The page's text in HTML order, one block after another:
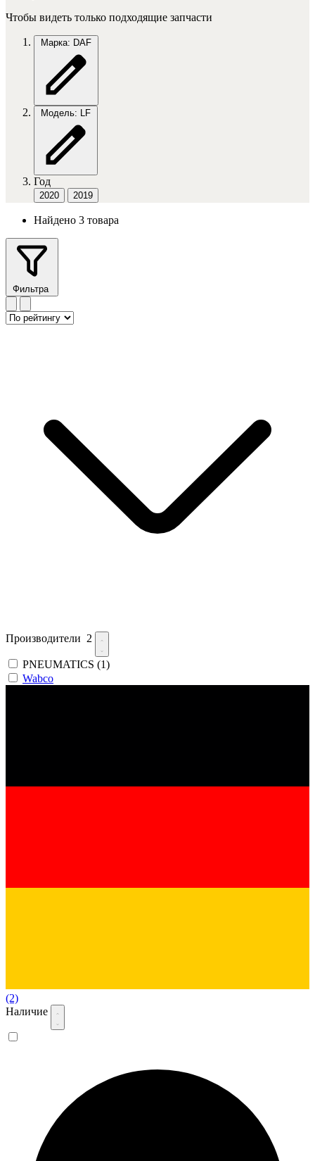
Чтобы видеть только подходящие запчасти
Марка: DAF
Модель: LF
Год
2020 2019
Найдено 3 товара
Фильтра
Производители 2
PNEUMATICS (1)
Wabco
(2)
Наличие